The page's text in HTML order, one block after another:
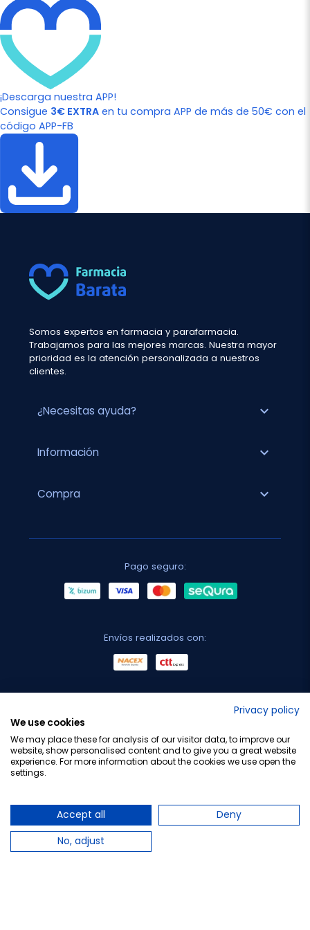
¡Descarga nuestra APP!
Consigue 3€ EXTRA en tu compra APP de más de 50€ con el
código APP-FB
Somos expertos en farmacia y parafarmacia.
Trabajamos para las mejores marcas. Nuestra mayor
prioridad es la atención personalizada a nuestros
clientes.
¿Necesitas ayuda? expand_more
Información expand_more
Compra expand_more
Pago seguro:
Envíos realizados con:
Privacy policy
We use cookies
We may place these for analysis of our visitor data, to improve our
website, show personalised content and to give you a great website
experience. For more information about the cookies we use open the
settings.
Accept all
Deny
No, adjust